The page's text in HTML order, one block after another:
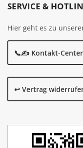
SERVICE &
Hier geht es zu
📞✍️ Kontakt-Center
↩️ Vertrag